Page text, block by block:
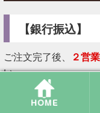
【銀行振込】
ご注文完了後、 ２営
い。
※２営業日以内にお
がない場合は、
告知